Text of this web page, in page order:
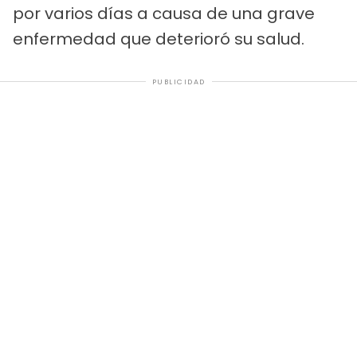
por varios días a causa de una grave
enfermedad que deterioró su salud.
PUBLICIDAD